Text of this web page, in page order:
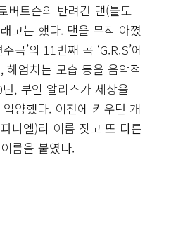
버트슨의 반려견 댄(불도
고는 했다. 댄을 무척 아꼈
곡’의 11번째 곡 ‘G.R.S’에
엄치는 모습 등을 음악적
, 부인 알리스가 세상을
양했다. 이전에 키우던 개
니엘)라 이름 짓고 또 다른
름을 붙였다.